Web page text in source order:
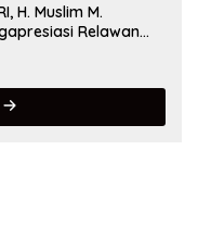
H. Muslim M.
Relawan